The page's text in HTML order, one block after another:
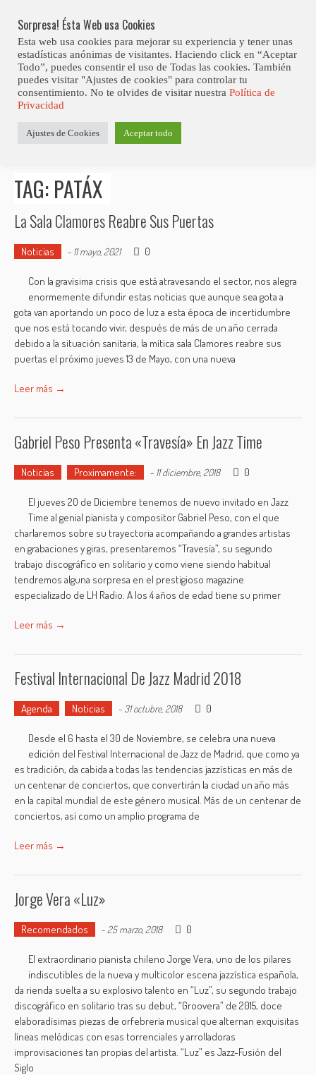
content
Club Contest.
Posts tagged "Patáx"
TAG: PATÁX
La Sala Clamores Reabre Sus Puertas
Noticias - 11 mayo, 2021 0
Con la gravísima crisis que está atravesando el sector, nos alegra
enormemente difundir estas noticias que aunque sea gota a
gota van aportando un poco de luz a esta época de incertidumbre
que nos está tocando vivir, después de más de un año cerrada
debido a la situación sanitaria, la mítica sala Clamores reabre sus
puertas el próximo jueves 13 de Mayo, con una nueva
Leer más →
Gabriel Peso Presenta «Travesía» En Jazz Time
Noticias Proximamente: - 11 diciembre, 2018 0
El jueves 20 de Diciembre tenemos de nuevo invitado en Jazz
Time al genial pianista y compositor Gabriel Peso, con el que
charlaremos sobre su trayectoria acompañando a grandes artistas
en grabaciones y giras, presentaremos “Travesía”, su segundo
trabajo discográfico en solitario y como viene siendo habitual
tendremos alguna sorpresa en el prestigioso magazine
especializado de LH Radio. A los 4 años de edad tiene su primer
Leer más →
Festival Internacional De Jazz Madrid 2018
Agenda Noticias - 31 octubre, 2018 0
Desde el 6 hasta el 30 de Noviembre, se celebra una nueva
edición del Festival Internacional de Jazz de Madrid, que como ya
es tradición, da cabida a todas las tendencias jazzísticas en más de
un centenar de conciertos, que convertirán la ciudad un año más
en la capital mundial de este género musical. Más de un centenar de
conciertos, así como un amplio programa de
Leer más →
Jorge Vera «Luz»
Recomendados - 25 marzo, 2018 0
El extraordinario pianista chileno Jorge Vera, uno de los pilares
indiscutibles de la nueva y multicolor escena jazzística española,
da rienda suelta a su explosivo talento en “Luz”, su segundo trabajo
discográfico en solitario tras su debut, “Groovera” de 2015, doce
elaboradísimas piezas de orfebrería musical que alternan exquisitas
líneas melódicas con esas torrenciales y arrolladoras
improvisaciones tan propias del artista. “Luz” es Jazz-Fusión del
Siglo
Sorpresa! Ésta Web usa Cookies
Esta web usa cookies para mejorar su experiencia y tener unas
estadísticas anónimas de visitantes. Haciendo click en “Aceptar
Todo”, puedes consentir el uso de Todas las cookies. También
puedes visitar "Ajustes de cookies" para controlar tu
consentimiento. No te olvides de visitar nuestra Política de
Privacidad
Ajustes de Cookies Aceptar todo